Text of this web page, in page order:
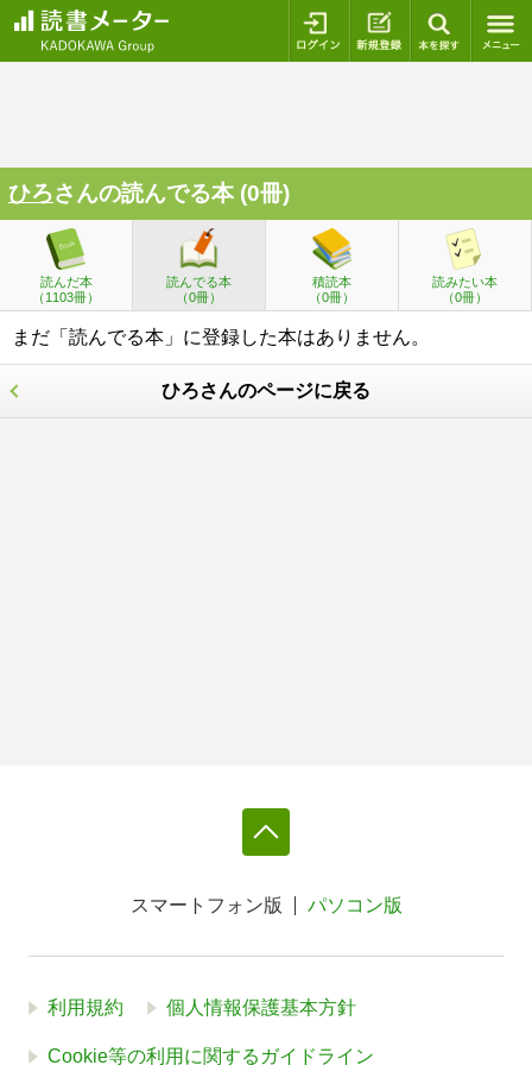
ログイン 新規登録
ひろさんの読んでる本 (0冊)
読んだ本
（1103冊）
読んでる本
（0冊）
積読本
（0冊）
読みたい本
（0冊）
まだ「読んでる本」に登録した本はありません。
ひろさんのページに戻る
スマートフォン版 パソコン版
利用規約 個人情報保護基本方針
Cookie等の利用に関するガイドライン